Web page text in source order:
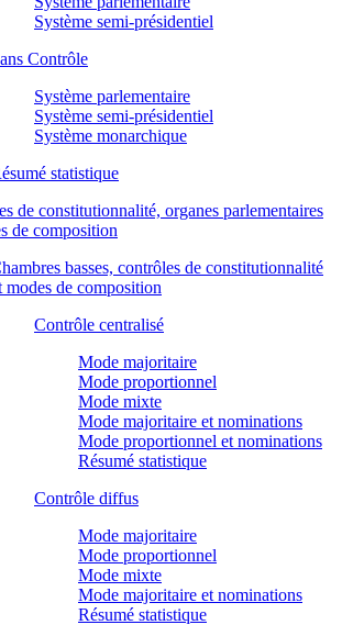
Système semi-présidentiel
Contrôle
Système parlementaire
Système semi-présidentiel
Système monarchique
statistique
de constitutionnalité, organes parlementaires
de composition
basses, contrôles de constitutionnalité
modes de composition
Contrôle centralisé
Mode majoritaire
Mode proportionnel
Mode mixte
Mode majoritaire et nominations
Mode proportionnel et nominations
Résumé statistique
Contrôle diffus
Mode majoritaire
Mode proportionnel
Mode mixte
Mode majoritaire et nominations
Résumé statistique